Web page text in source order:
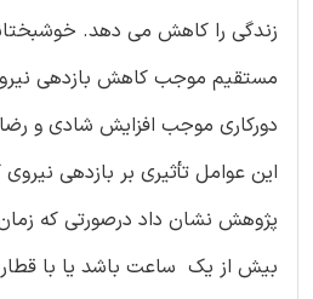
زندگی را کاهش می دهد.
مستقیم موجب کاهش بازدهی
دورکاری موجب افزایش شادی و
این عوامل تأثیری بر بازدهی نیروی
پژوهش نشان داد درصورتی که
بیش از یک ساعت باشد یا با